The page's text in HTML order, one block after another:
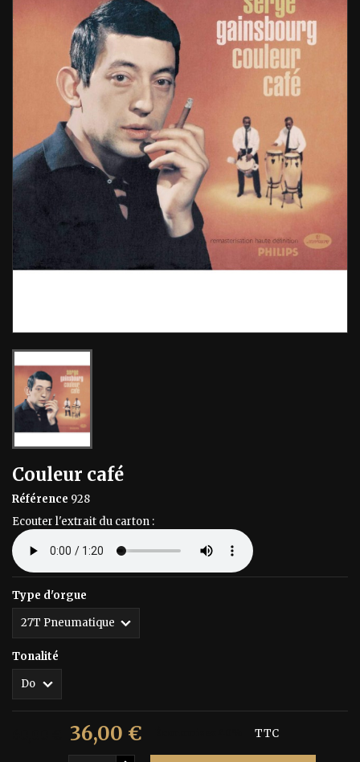
Couleur café
Référence 928
Ecouter l'extrait du carton :
Type d'orgue
Tonalité
36,00 € TTC